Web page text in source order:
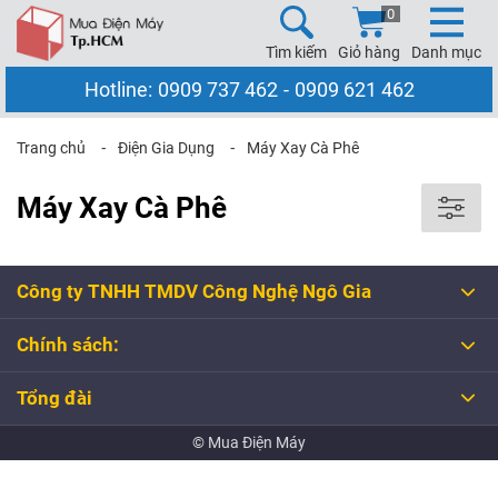
Tìm kiếm Giỏ hàng
0
Danh mục
Hotline: 0909 737 462 - 0909 621 462
Trang chủ ⁃ Điện Gia Dụng ⁃ Máy Xay Cà Phê
Máy Xay Cà Phê
Công ty TNHH TMDV Công Nghệ Ngô Gia
Chính sách:
Tổng đài
© Mua Điện Máy